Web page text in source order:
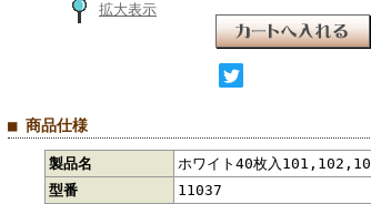
拡大表示
■ 商品仕様
製品名
ホワイト40枚入
型番
11037